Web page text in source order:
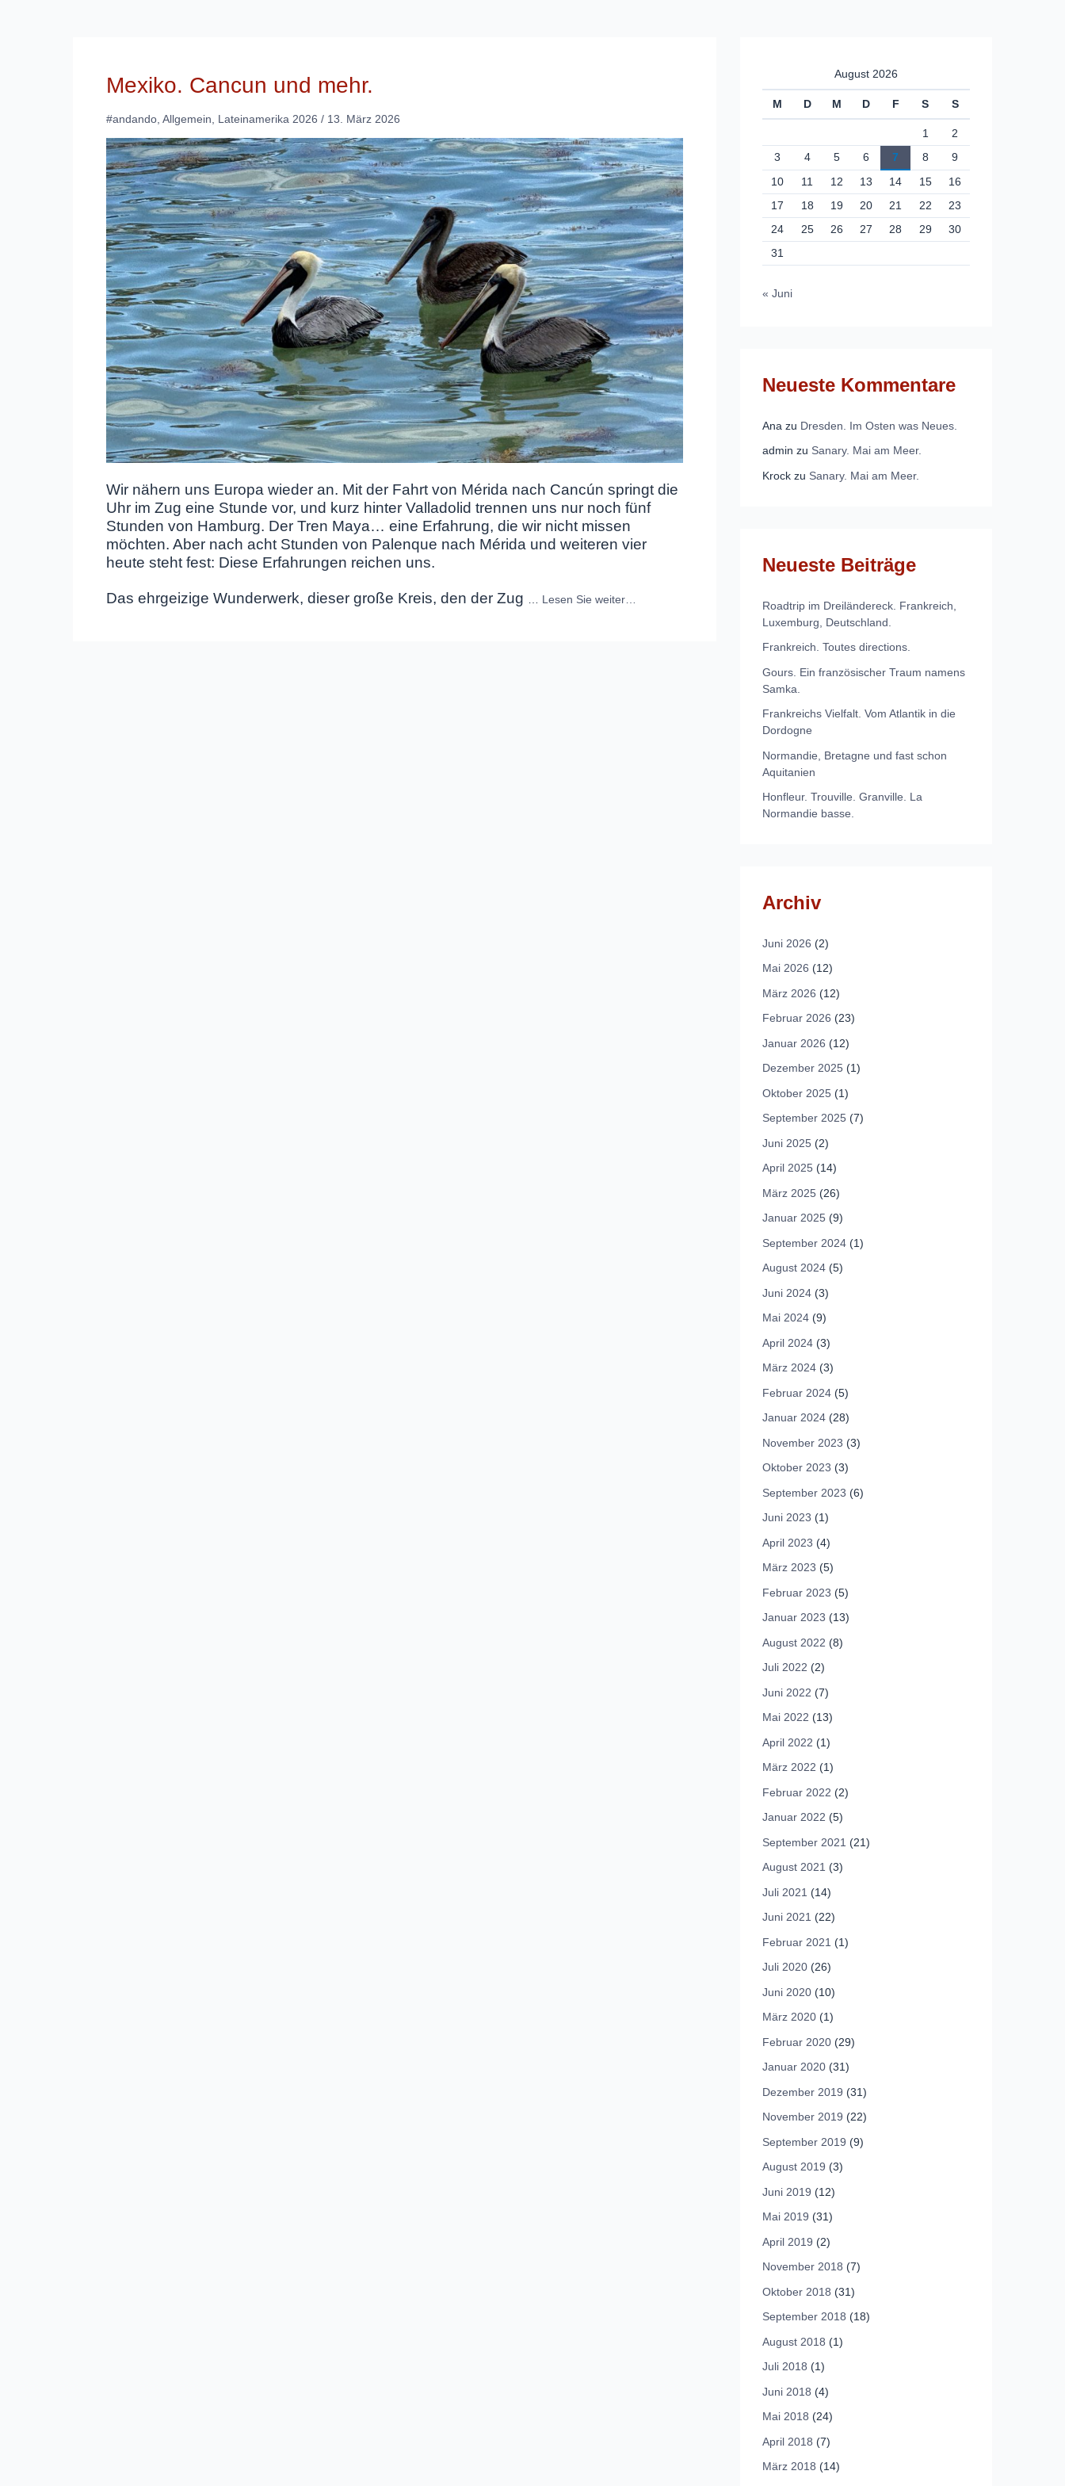
Mexiko. Cancun und mehr.
#andando Allgemein Lateinamerika 2026 / 13. März 2026
Wir nähern uns Europa wieder an. Mit der Fahrt von Mérida nach Cancún springt die
Uhr im Zug eine Stunde vor, und kurz hinter Valladolid trennen uns nur noch fünf
Stunden von Hamburg. Der Tren Maya… eine Erfahrung, die wir nicht missen
möchten. Aber nach acht Stunden von Palenque nach Mérida und weiteren vier
heute steht fest: Diese Erfahrungen reichen uns.
Das ehrgeizige Wunderwerk, dieser große Kreis, den der Zug Lesen Sie weiter…
August 2026
M D M D F S S
1
2
3
4 5 6 7 8
9
10
11 12 13 14 15
16
17
18 19 20 21 22
23
24
25 26 27 28 29
30
31
« Juni
Neueste Kommentare
Ana zu Dresden. Im Osten was Neues.
admin zu Sanary. Mai am Meer.
Krock zu Sanary. Mai am Meer.
Neueste Beiträge
Roadtrip im Dreiländereck. Frankreich,
Luxemburg, Deutschland.
Frankreich. Toutes directions.
Gours. Ein französischer Traum namens
Samka.
Frankreichs Vielfalt. Vom Atlantik in die
Dordogne
Normandie, Bretagne und fast schon
Aquitanien
Honfleur. Trouville. Granville. La
Normandie basse.
Archiv
Juni 2026 (2)
Mai 2026 (12)
März 2026 (12)
Februar 2026 (23)
Januar 2026 (12)
Dezember 2025 (1)
Oktober 2025 (1)
September 2025 (7)
Juni 2025 (2)
April 2025 (14)
März 2025 (26)
Januar 2025 (9)
September 2024 (1)
August 2024 (5)
Juni 2024 (3)
Mai 2024 (9)
April 2024 (3)
März 2024 (3)
Februar 2024 (5)
Januar 2024 (28)
November 2023 (3)
Oktober 2023 (3)
September 2023 (6)
Juni 2023 (1)
April 2023 (4)
März 2023 (5)
Februar 2023 (5)
Januar 2023 (13)
August 2022 (8)
Juli 2022 (2)
Juni 2022 (7)
Mai 2022 (13)
April 2022 (1)
März 2022 (1)
Februar 2022 (2)
Januar 2022 (5)
September 2021 (21)
August 2021 (3)
Juli 2021 (14)
Juni 2021 (22)
Februar 2021 (1)
Juli 2020 (26)
Juni 2020 (10)
März 2020 (1)
Februar 2020 (29)
Januar 2020 (31)
Dezember 2019 (31)
November 2019 (22)
September 2019 (9)
August 2019 (3)
Juni 2019 (12)
Mai 2019 (31)
April 2019 (2)
November 2018 (7)
Oktober 2018 (31)
September 2018 (18)
August 2018 (1)
Juli 2018 (1)
Juni 2018 (4)
Mai 2018 (24)
April 2018 (7)
März 2018 (14)